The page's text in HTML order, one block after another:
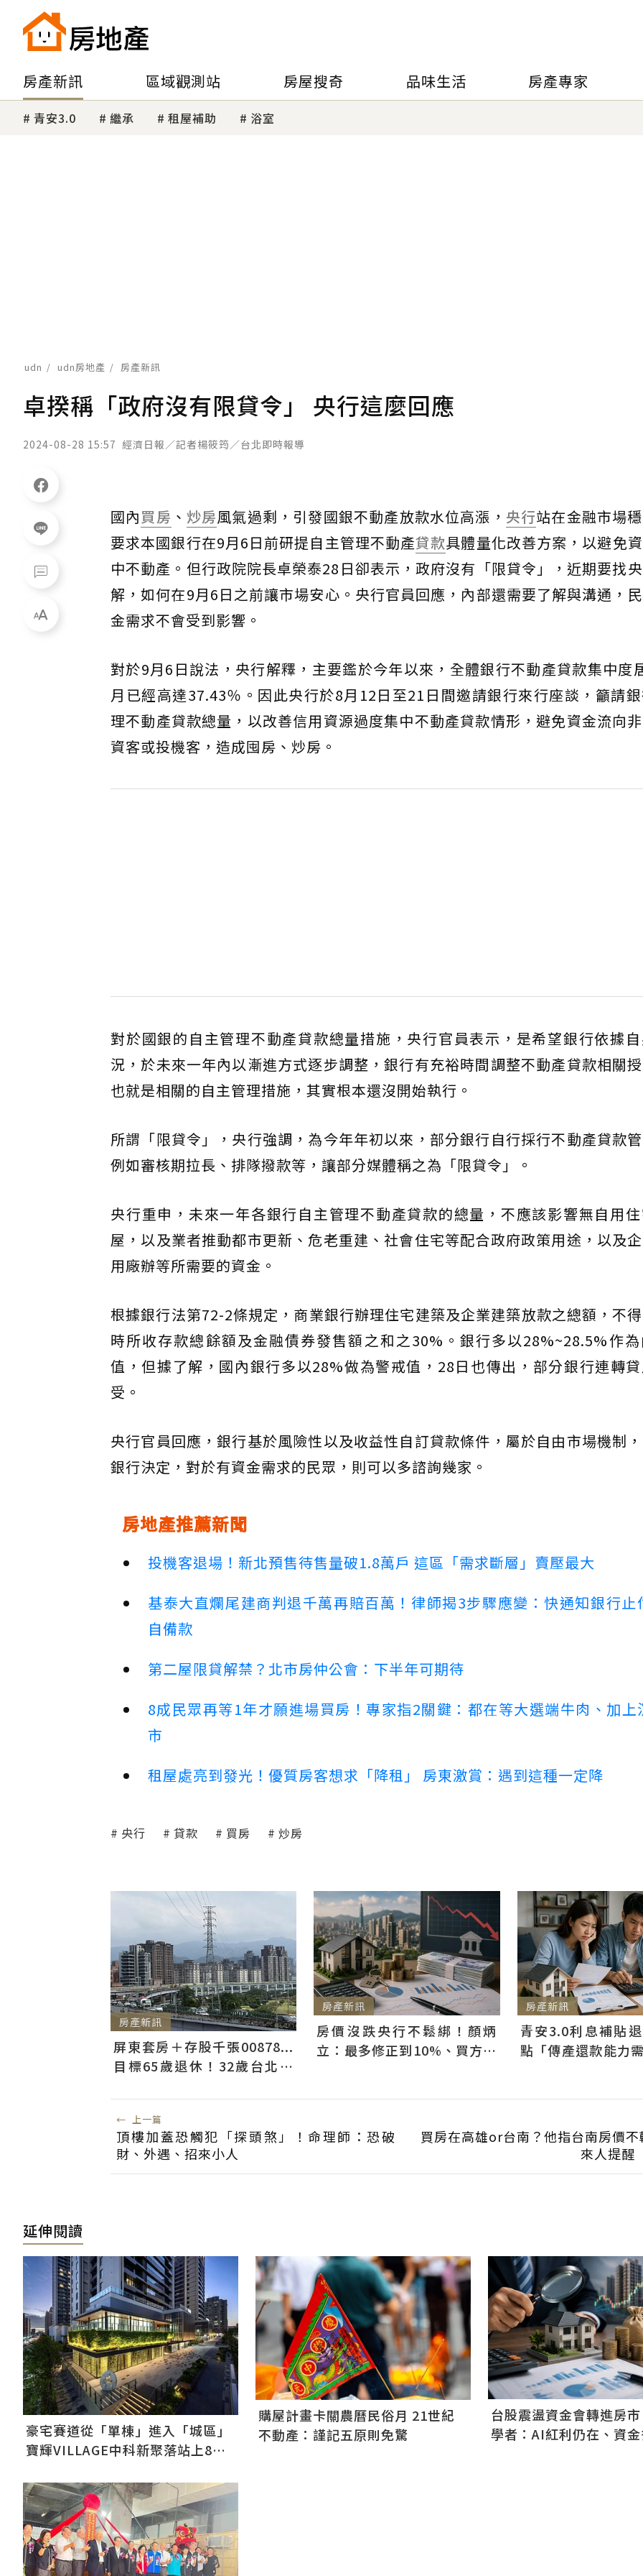
房產新訊 區域觀測站 房屋搜奇 品味生活 房產專家
青安3.0 繼承 租屋補助 浴室
udn udn房地產 房產新訊
卓揆稱「政府沒有限貸令」 央行這麼回應
2024-08-28 15:57 經濟日報／記者楊筱筠／台北即時報導
國內買房 、 炒房風氣過剩，引發國銀不動產放款水位高漲， 央行站在金融市場
要求本國銀行在9月6日前研提自主管理不動產貸款具體量化改善方案，以避免
中不動產。但行政院院長卓榮泰28日卻表示，政府沒有「限貸令」，近期要找
解，如何在9月6日之前讓市場安心。央行官員回應，內部還需要了解與溝通，
金需求不會受到影響。
對於9月6日說法，央行解釋，主要鑑於今年以來，全體銀行不動產貸款集中度
月已經高達37.43％。因此央行於8月12日至21日間邀請銀行來行座談，籲請
理不動產貸款總量，以改善信用資源過度集中不動產貸款情形，避免資金流向
資客或投機客，造成囤房、炒房。
對於國銀的自主管理不動產貸款總量措施，央行官員表示，是希望銀行依據
況，於未來一年內以漸進方式逐步調整，銀行有充裕時間調整不動產貸款相關
也就是相關的自主管理措施，其實根本還沒開始執行。
所謂「限貸令」，央行強調，為今年年初以來，部分銀行自行採行不動產貸款
例如審核期拉長、排隊撥款等，讓部分媒體稱之為「限貸令」。
央行重申，未來一年各銀行自主管理不動產貸款的總量，不應該影響無自用
屋，以及業者推動都市更新、危老重建、社會住宅等配合政府政策用途，以及
用廠辦等所需要的資金。
根據銀行法第72-2條規定，商業銀行辦理住宅建築及企業建築放款之總額，不
時所收存款總餘額及金融債券發售額之和之30%。銀行多以28%~28.5%作
值，但據了解，國內銀行多以28%做為警戒值，28日也傳出，部分銀行連轉
受。
央行官員回應，銀行基於風險性以及收益性自訂貸款條件，屬於自由市場機制
銀行決定，對於有資金需求的民眾，則可以多諮詢幾家。
房地產推薦新聞
投機客退場！新北預售待售量破1.8萬戶 這區「需求斷層」賣壓最大
基泰大直爛尾建商判退千萬再賠百萬！律師揭3步驟應變：快通知銀行止
自備款
第二屋限貸解禁？北市房仲公會：下半年可期待
8成民眾再等1年才願進場買房！專家指2關鍵：都在等大選端牛肉、加上
市
租屋處亮到發光！優質房客想求「降租」 房東激賞：遇到這種一定降
央行 貸款 買房 炒房
房產新訊
屏東套房＋存股千張00878...
目標65歲退休！32歲台北人
房產新訊
房價沒跌央行不鬆綁！顏炳
立：最多修正到10%、買方仍
房產新訊
青安3.0利息補貼
點「傳產還款能力
← 上一篇
頂樓加蓋恐觸犯「探頭煞」！命理師：恐破
財、外遇、招來小人
買房在高雄or台南？他指台南房價
來人提醒
延伸閱讀
豪宅賽道從「單棟」進入「城區」
寶輝VILLAGE中科新聚落站上8字
購屋計畫卡關農曆民俗月 21世紀
不動產：謹記五原則免驚
台股震盪資金會轉進房
學者：AI紅利仍在、資